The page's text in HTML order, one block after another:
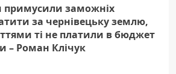
примусили заможніх
за чернівецьку землю,
ті не платили в бюджет
– Роман Клічук